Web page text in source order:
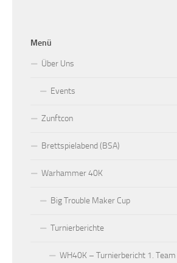
Menü
Über Uns
Events
Zunftcon
Brettspielabend (BSA)
Warhammer 40K
Big Trouble Maker Cup
Turnierberichte
WH40K – Turnierbericht 1.